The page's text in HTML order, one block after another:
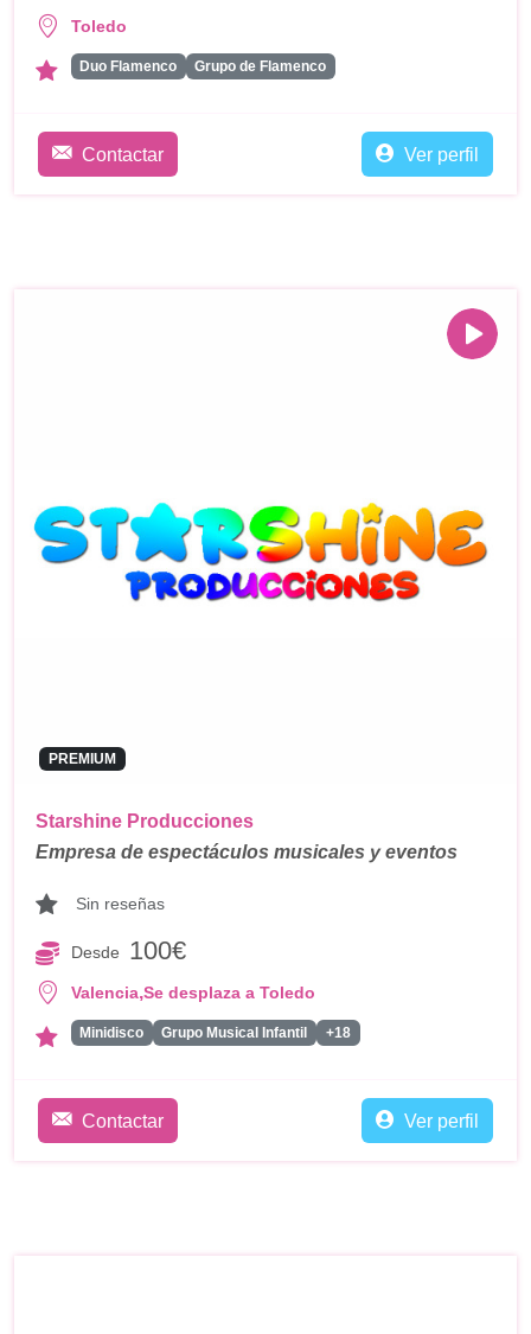
Toledo
Duo Flamenco Grupo de Flamenco
Contactar Ver perfil
PREMIUM
Starshine Producciones
Empresa de espectáculos musicales y eventos
Sin reseñas
Desde 100€
Valencia,Se desplaza a Toledo
Minidisco Grupo Musical Infantil +18
Contactar Ver perfil